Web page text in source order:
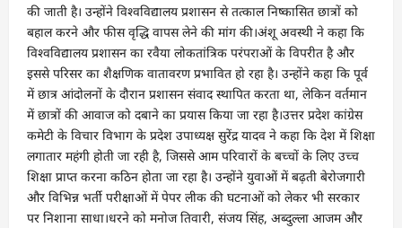
की जाती है। उन्होंने विश्वविद्यालय प्रशासन से तत्काल निष्कासित छात्रों को
बहाल करने और फीस वृद्धि वापस लेने की मांग की।अंशू अवस्थी ने कहा कि
विश्वविद्यालय प्रशासन का रवैया लोकतांत्रिक परंपराओं के विपरीत है और
इससे परिसर का शैक्षणिक वातावरण प्रभावित हो रहा है। उन्होंने कहा कि पूर्व
में छात्र आंदोलनों के दौरान प्रशासन संवाद स्थापित करता था, लेकिन वर्तमान
में छात्रों की आवाज को दबाने का प्रयास किया जा रहा है।उत्तर प्रदेश कांग्रेस
कमेटी के विचार विभाग के प्रदेश उपाध्यक्ष सुरेंद्र यादव ने कहा कि देश में शिक्षा
लगातार महंगी होती जा रही है, जिससे आम परिवारों के बच्चों के लिए उच्च
शिक्षा प्राप्त करना कठिन होता जा रहा है। उन्होंने युवाओं में बढ़ती बेरोजगारी
और विभिन्न भर्ती परीक्षाओं में पेपर लीक की घटनाओं को लेकर भी सरकार
पर निशाना साधा।धरने को मनोज तिवारी, संजय सिंह, अब्दुल्ला आजम और